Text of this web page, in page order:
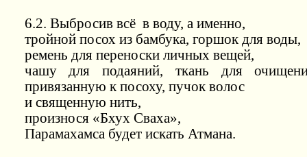
6.2. Выбросив всё в воду, а именно,
тройной посох из бамбука, горшок для воды,
ремень для переноски личных вещей,
чашу для подаяний, ткань для
привязанную к посоху, пучок волос
и священную нить,
произнося «Бхух Сваха»,
Парамахамса будет искать Атмана.